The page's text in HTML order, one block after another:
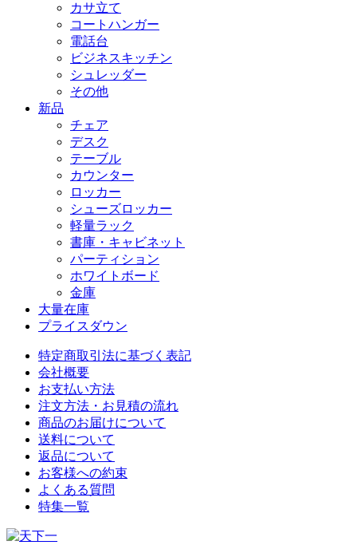
カサ立て
コートハンガー
電話台
ビジネスキッチン
シュレッダー
その他
新品
チェア
デスク
テーブル
カウンター
ロッカー
シューズロッカー
軽量ラック
書庫・キャビネット
パーティション
ホワイトボード
金庫
大量在庫
プライスダウン
特定商取引法に基づく表記
会社概要
お支払い方法
注文方法・お見積の流れ
商品のお届けについて
送料について
返品について
お客様への約束
よくある質問
特集一覧